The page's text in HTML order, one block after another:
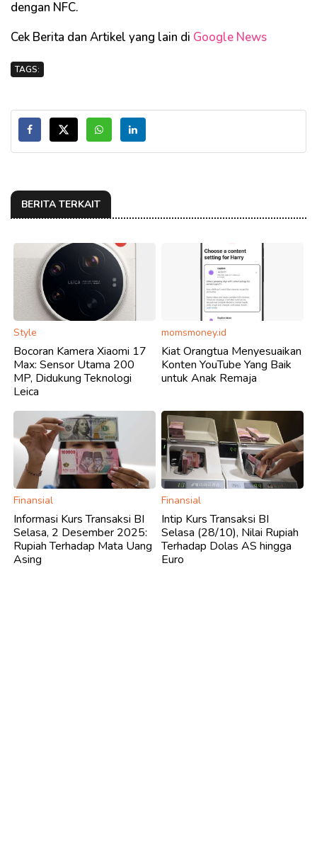
dengan NFC.
Cek Berita dan Artikel yang lain di Google News
TAGS:
BERITA TERKAIT
Style
Bocoran Kamera Xiaomi 17
Max: Sensor Utama 200
MP, Didukung Teknologi
Leica
momsmoney.id
Kiat Orangtua Menyesuaikan
Konten YouTube Yang Baik
untuk Anak Remaja
Finansial
Informasi Kurs Transaksi BI
Selasa, 2 Desember 2025:
Rupiah Terhadap Mata Uang
Asing
Finansial
Intip Kurs Transaksi BI
Selasa (28/10), Nilai Rupiah
Terhadap Dolas AS hingga
Euro